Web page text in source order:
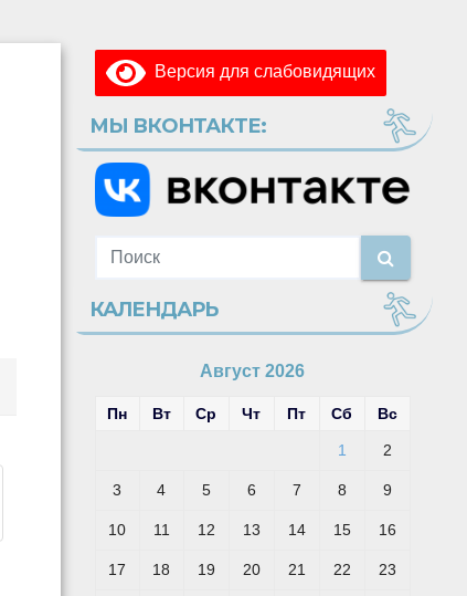
Версия для слабовидящих
МЫ ВКОНТАКТЕ:
КАЛЕНДАРЬ
Август 2026
Пн Вт Ср Чт Пт Сб Вс
1 2
3 4 5 6 7 8 9
10 11 12 13 14 15 16
17 18 19 20 21 22 23